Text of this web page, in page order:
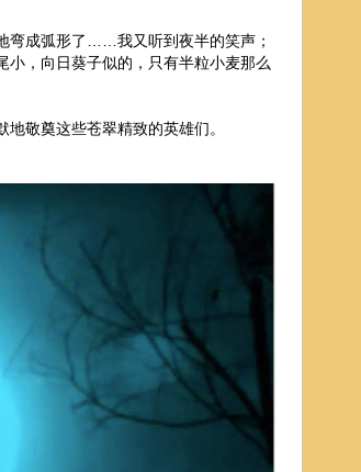
成弧形了……我又听到夜半的笑声；
，向日葵子似的，只有半粒小麦那么
敬奠这些苍翠精致的英雄们。